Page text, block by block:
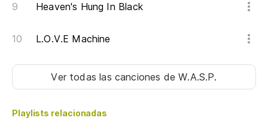
Heaven's Hung In Black
L.O.V.E Machine
Ver todas las canciones de W.A.S.P.
Playlists relacionadas